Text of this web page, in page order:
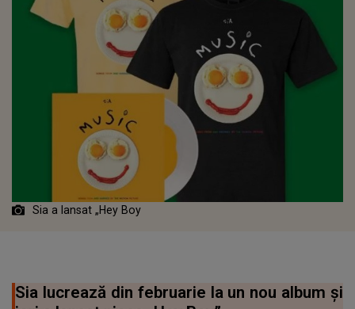
Sia a lansat „Hey Boy
Sia lucrează din februarie la un nou album și